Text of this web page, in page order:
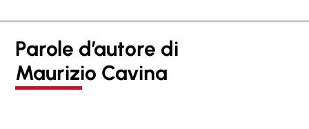
Parole d’autore di
Maurizio Cavina